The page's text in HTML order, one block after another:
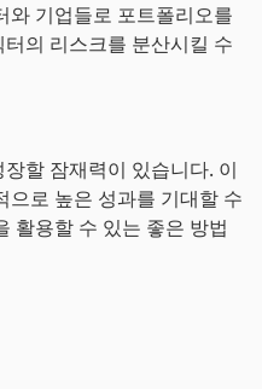
와 기업들로 포트폴리오를
의 리스크를 분산시킬 수
할 잠재력이 있습니다. 이
으로 높은 성과를 기대할 수
활용할 수 있는 좋은 방법